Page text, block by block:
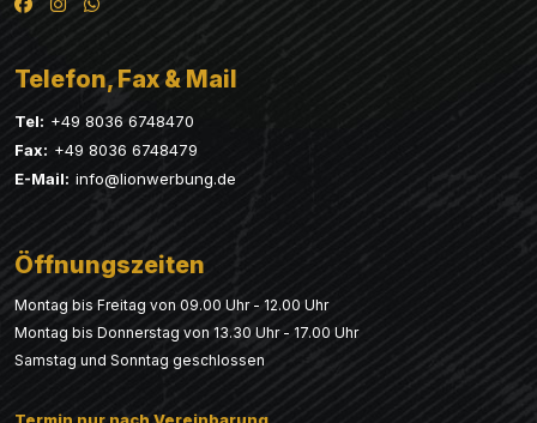
Telefon, Fax & Mail
Tel: +49 8036 6748470
Fax: +49 8036 6748479
E-Mail: info@lionwerbung.de
Öffnungszeiten
Montag bis Freitag von 09.00 Uhr - 12.00 Uhr
Montag bis Donnerstag von 13.30 Uhr - 17.00 Uhr
Samstag und Sonntag geschlossen